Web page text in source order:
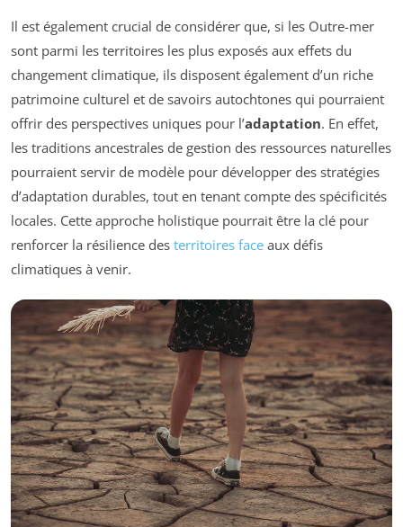
Il est également crucial de considérer que, si les Outre-mer
sont parmi les territoires les plus exposés aux effets du
changement climatique, ils disposent également d’un riche
patrimoine culturel et de savoirs autochtones qui pourraient
offrir des perspectives uniques pour l’adaptation. En effet,
les traditions ancestrales de gestion des ressources naturelles
pourraient servir de modèle pour développer des stratégies
d’adaptation durables, tout en tenant compte des spécificités
locales. Cette approche holistique pourrait être la clé pour
renforcer la résilience des territoires face aux défis
climatiques à venir.